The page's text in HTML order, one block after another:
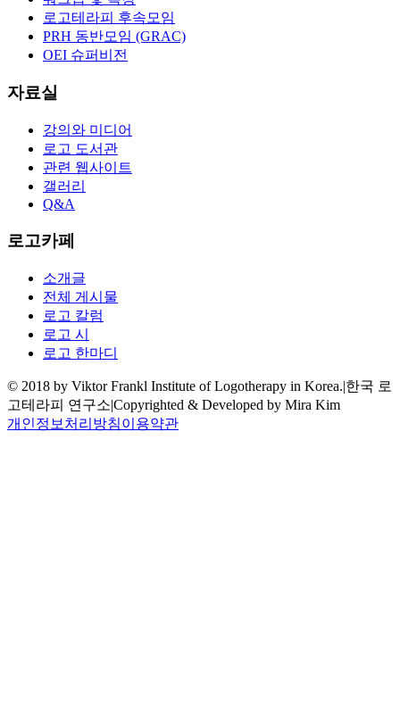
로고테라피 후속모임
PRH 동반모임 (GRAC)
OEI 슈퍼비전
자료실
강의와 미디어
로고 도서관
관련 웹사이트
갤러리
Q&A
로고카페
소개글
전체 게시물
로고 칼럼
로고 시
로고 한마디
© 2018 by Viktor Frankl Institute of Logotherapy in Korea.|한국 로
고테라피 연구소|Copyrighted & Developed by Mira Kim
개인정보처리방침이용약관